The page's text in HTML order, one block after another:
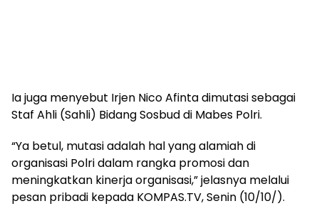
Ia juga menyebut Irjen Nico Afinta dimutasi sebagai
Staf Ahli (Sahli) Bidang Sosbud di Mabes Polri.
“Ya betul, mutasi adalah hal yang alamiah di
organisasi Polri dalam rangka promosi dan
meningkatkan kinerja organisasi,” jelasnya melalui
pesan pribadi kepada KOMPAS.TV, Senin (10/10/).